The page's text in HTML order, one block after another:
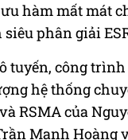
hàm mất mát
phân giải
tuyến, công
hệ thống
RSMA của
Mạnh Hoàng